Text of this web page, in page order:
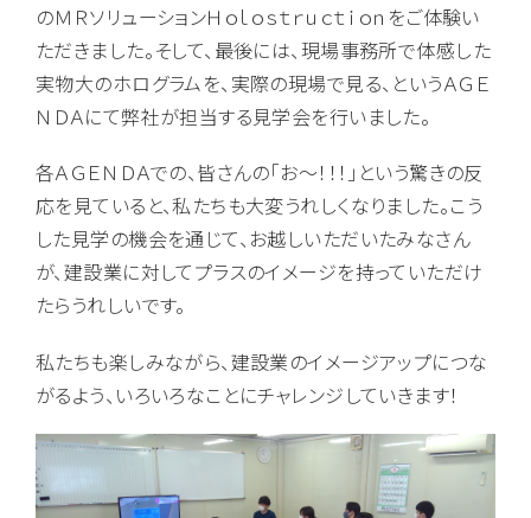
のＭＲソリューションＨｏｌｏｓｔｒｕｃｔｉｏｎをご体験い
ただきました。そして、最後には、現場事務所で体感した
実物大のホログラムを、実際の現場で見る、というＡＧＥ
ＮＤＡにて弊社が担当する見学会を行いました。
各ＡＧＥＮＤＡでの、皆さんの「お～！！！」という驚きの反
応を見ていると、私たちも大変うれしくなりました。こう
した見学の機会を通じて、お越しいただいたみなさん
が、建設業に対してプラスのイメージを持っていただけ
たらうれしいです。
私たちも楽しみながら、建設業のイメージアップにつな
がるよう、いろいろなことにチャレンジしていきます！